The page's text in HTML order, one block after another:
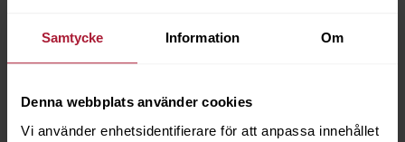
Samtycke Information Om
Denna webbplats använder cookies
Vi använder enhetsidentifierare för att anpassa innehållet